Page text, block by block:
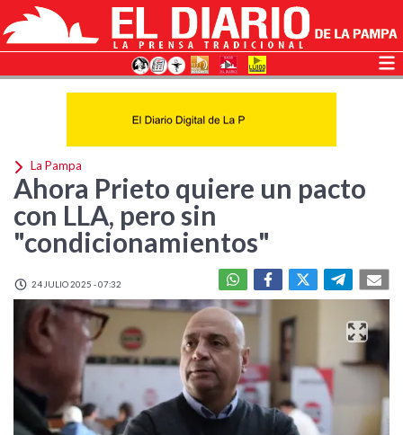
La Pampa
Ahora Prieto quiere un pacto
con LLA, pero sin
"condicionamientos"
24 JULIO 2025 - 07:32